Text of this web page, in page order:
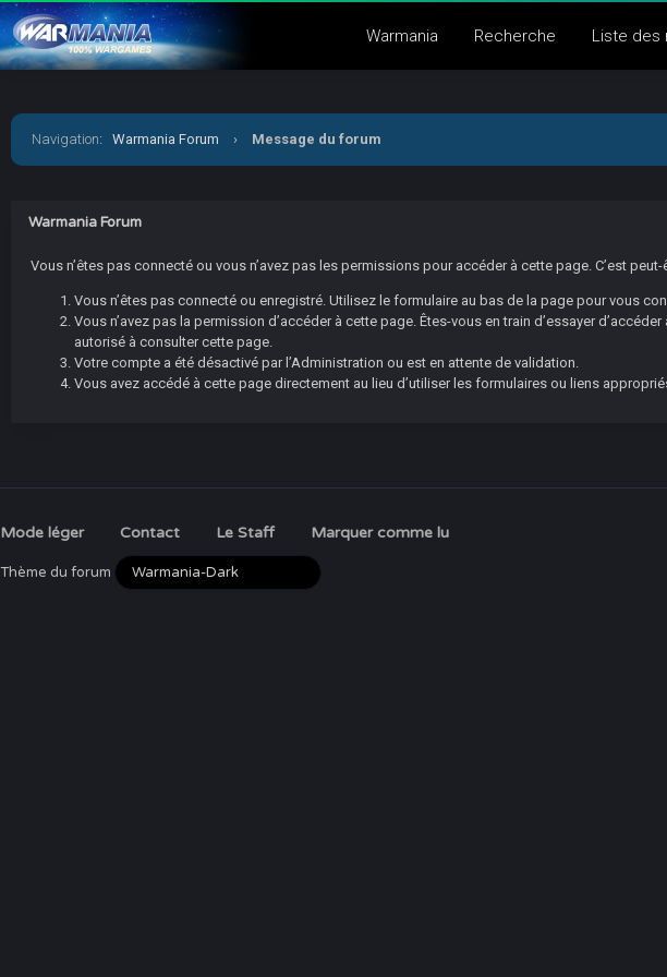
Warmania Recherche Liste des
Navigation: Warmania Forum › Message du forum
Warmania Forum
Vous n’êtes pas connecté ou vous n’avez pas les permissions pour accéder à cette page. C’est
Vous n’êtes pas connecté ou enregistré. Utilisez le formulaire au bas de la page pour vous
Vous n’avez pas la permission d’accéder à cette page. Êtes-vous en train d’essayer
autorisé à consulter cette page.
Votre compte a été désactivé par l’Administration ou est en attente de validation.
Vous avez accédé à cette page directement au lieu d’utiliser les formulaires ou liens
Mode léger Contact Le Staff Marquer comme lu
Thème du forum